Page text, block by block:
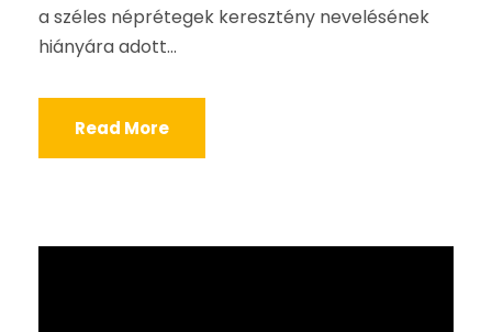
a széles néprétegek keresztény nevelésének
hiányára adott...
Read More